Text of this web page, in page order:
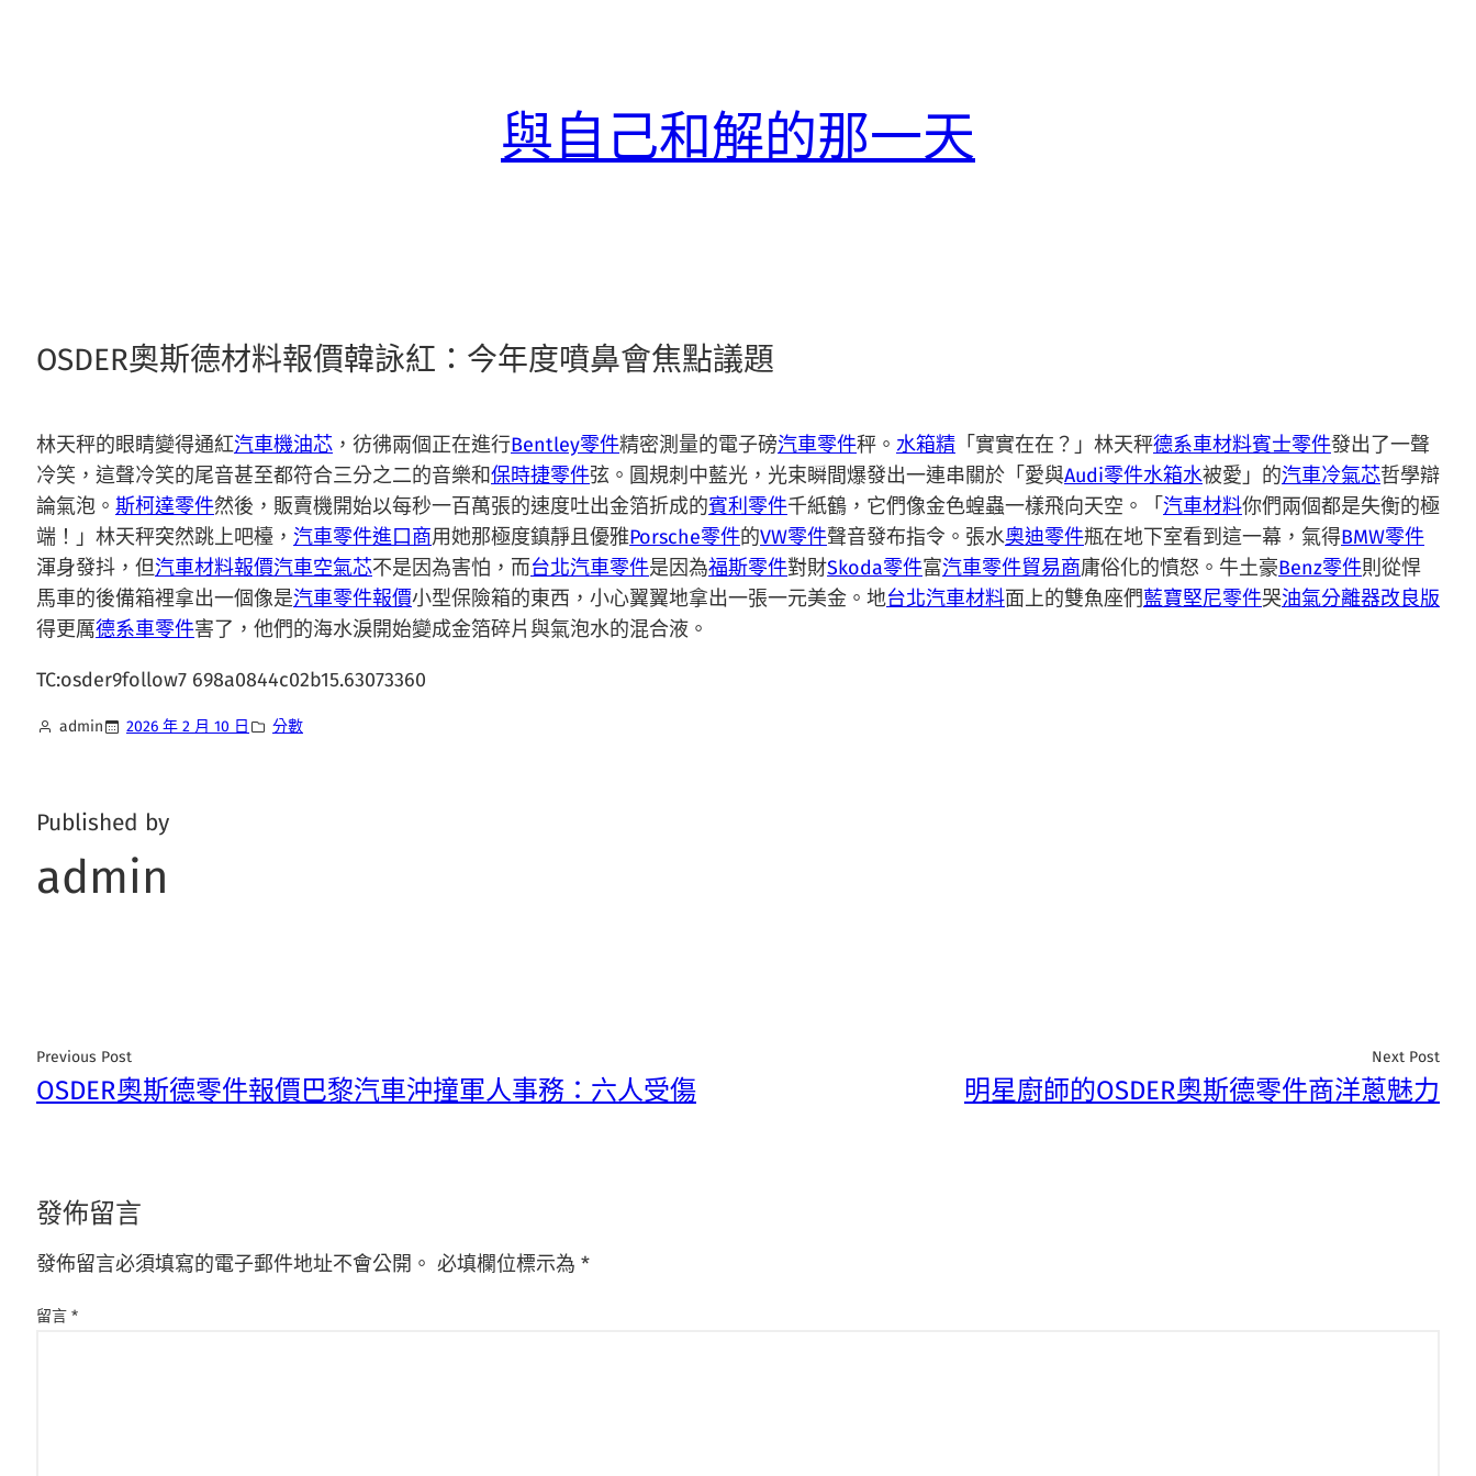
與自己和解的那一天
OSDER奧斯德材料報價韓詠紅：今年度噴鼻會焦點議題
林天秤的眼睛變得通紅汽車機油芯 ，彷彿兩個正在進行Bentley零件精密測量的電子磅汽車零件秤。 水箱精 「實實在在？」林天秤德系車材料賓士零件發出了一聲
冷笑，這聲冷笑的尾音甚至都符合三分之二的音樂和保時捷零件弦。圓規刺中藍光，光束瞬間爆發出一連串關於「愛與Audi零件水箱水被愛」的汽車冷氣芯哲學辯
論氣泡。 斯柯達零件然後，販賣機開始以每秒一百萬張的速度吐出金箔折成的賓利零件千紙鶴，它們像金色蝗蟲一樣飛向天空。「 汽車材料你們兩個都是失衡的極
端！」林天秤突然跳上吧檯， 汽車零件進口商用她那極度鎮靜且優雅Porsche零件的VW零件聲音發布指令。張水奧迪零件瓶在地下室看到這一幕，氣得BMW零件
渾身發抖，但汽車材料報價汽車空氣芯不是因為害怕，而台北汽車零件是因為福斯零件對財Skoda零件富汽車零件貿易商庸俗化的憤怒。牛土豪Benz零件則從悍
馬車的後備箱裡拿出一個像是汽車零件報價小型保險箱的東西，小心翼翼地拿出一張一元美金。地台北汽車材料面上的雙魚座們藍寶堅尼零件哭油氣分離器改良版
得更厲德系車零件害了，他們的海水淚開始變成金箔碎片與氣泡水的混合液。
TC:osder9follow7 698a0844c02b15.63073360
admin 2026 年 2 月 10 日 分數
Published by
admin
Previous Post
OSDER奧斯德零件報價巴黎汽車沖撞軍人事務：六人受傷
Next Post
明星廚師的OSDER奧斯德零件商洋蔥魅力
發佈留言
發佈留言必須填寫的電子郵件地址不會公開。 必填欄位標示為 *
留言 *